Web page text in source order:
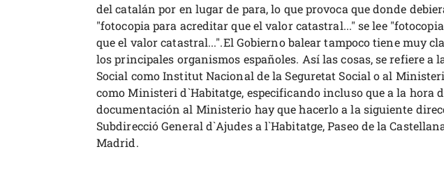
del catalán por en lugar de para, lo que provoca que donde
"fotocopia para acreditar que el valor catastral..." se lee
que el valor catastral...".El Gobierno balear tampoco tiene muy
los principales organismos españoles. Así las cosas, se refiere a
Social como Institut Nacional de la Seguretat Social o al
como Ministeri d`Habitatge, especificando incluso que a la hora
documentación al Ministerio hay que hacerlo a la siguiente
Subdirecció General d`Ajudes a l`Habitatge, Paseo de la
Madrid.